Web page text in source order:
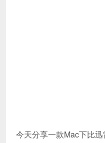
今天分享一款Mac下比